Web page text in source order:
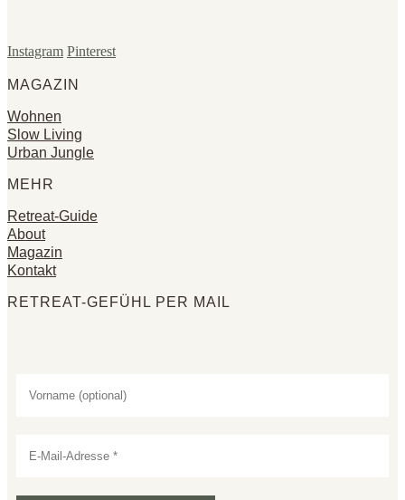
Instagram Pinterest
MAGAZIN
Wohnen
Slow Living
Urban Jungle
MEHR
Retreat-Guide
About
Magazin
Kontakt
RETREAT-GEFÜHL PER MAIL